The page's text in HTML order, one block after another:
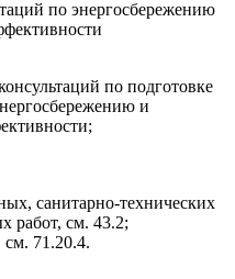
по энергосбережению
по подготовке
и
санитарно-технических
работ, см. 43.2;
см. 71.20.4.